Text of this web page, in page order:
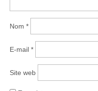
Nom *
E-mail *
Site web